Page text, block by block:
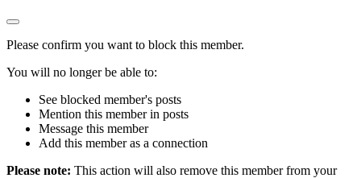
Please confirm you want to block this member.
You will no longer be able to:
See blocked member's posts
Mention this member in posts
Message this member
Add this member as a connection
Please note: This action will also remove this member from your